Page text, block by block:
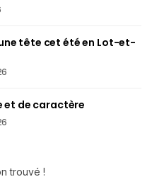
tête cet été en Lot-et-
et de caractère
trouvé !